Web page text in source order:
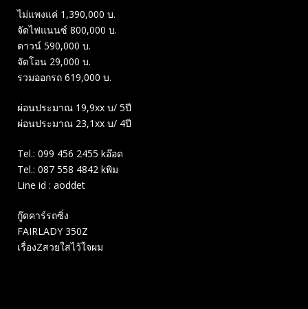
ไม่แพงแค่ 1,390,000 บ.
จัดไฟแนนซ์ 800,000 บ.
ดาวน์ 590,000 บ.
จัดโอน 29,000 บ.
รวมออกรถ 619,000 บ.
ผ่อนประมาณ 19,9xx บ/ 5ปี
ผ่อนประมาณ 23,1xx บ/ 4ปี
Tel.: 099 456 2455 kอ๊อด
Tel.: 087 558 4842 kพิม
Line id : aoddet
กู๊ดคาร์รถซิ่ง
FAIRLADY 350Z
เรื่องZสวยใสไว้ใจผม